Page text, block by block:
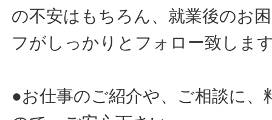
の不安はもちろん、就業後のお
フがしっかりとフォロー致しま
●お仕事のご紹介や、ご相談に